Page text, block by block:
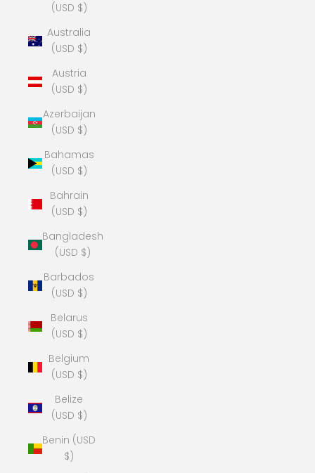
(USD $)
Australia
(USD $)
Austria
(USD $)
Azerbaijan
(USD $)
Bahamas
(USD $)
Bahrain
(USD $)
Bangladesh
(USD $)
Barbados
(USD $)
Belarus
(USD $)
Belgium
(USD $)
Belize
(USD $)
Benin (USD
$)